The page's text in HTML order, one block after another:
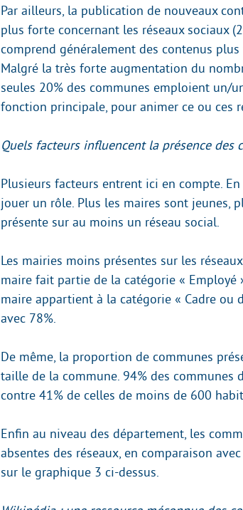
Par ailleurs, la publication de nouveaux
plus forte concernant les réseaux sociaux
comprend généralement des contenus plus
Malgré la très forte augmentation du
seules 20% des communes emploient un/
fonction principale, pour animer ce ou ces
Quels facteurs influencent la présence des
Plusieurs facteurs entrent ici en compte.
jouer un rôle. Plus les maires sont jeunes,
présente sur au moins un réseau social.
Les mairies moins présentes sur les
maire fait partie de la catégorie «
maire appartient à la catégorie « Cadre
avec 78%.
De même, la proportion de communes
taille de la commune. 94% des communes
contre 41% de celles de moins de 600
Enfin au niveau des département, les
absentes des réseaux, en comparaison
sur le graphique 3 ci-dessus.